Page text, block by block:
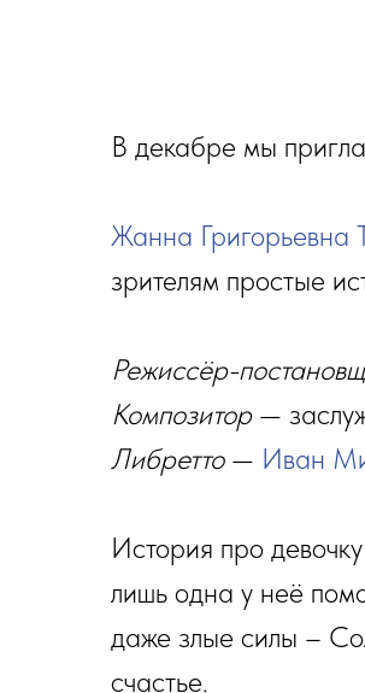
В декабре мы
Жанна Григорьевна
зрителям простые
Режиссёр-
Композитор—
Либретто— Иван
История про
лишь одна у неё
даже злые силы –
счастье.